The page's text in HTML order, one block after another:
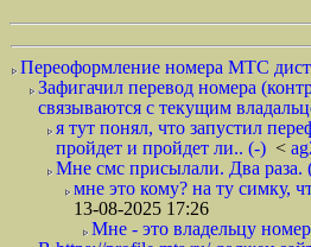
Переоформление номера МТС
Зафигачил перевод номера
связываются с текущим
я тут понял, что запустил
пройдет и пройдет ли.. (-) <
Мне смс присылали. Два раза.
мне это кому? на ту симку,
13-08-2025 17:26
Мне - это владельцу